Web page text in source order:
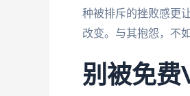
种被排斥的挫败感更
改变。与其抱怨，不
别被免费